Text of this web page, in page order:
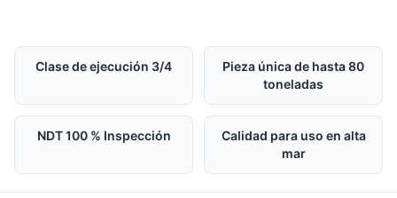
Clase de ejecución 3/4
Pieza única de hasta 80
toneladas
NDT 100 % Inspección
Calidad para uso en alta
mar